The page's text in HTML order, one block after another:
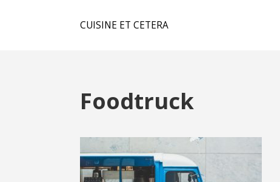
CUISINE ET CETERA
Foodtruck